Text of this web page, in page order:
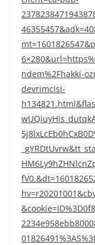
ndem%2Fhakki-
devrimcisi-